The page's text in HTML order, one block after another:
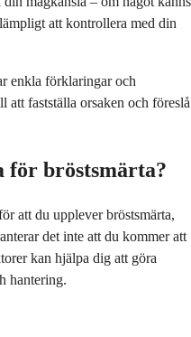
att kontrollera med din
enkla förklaringar och
fastställa orsaken och föreslå
bröstsmärta?
att du upplever bröstsmärta,
det inte att du kommer att
kan hjälpa dig att göra
hantering.